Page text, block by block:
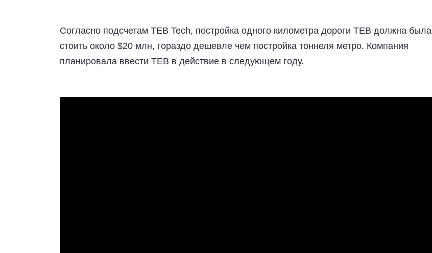
Согласно подсчетам TEB Tech, постройка одного километра дороги TEB должна была
стоить около $20 млн, гораздо дешевле чем постройка тоннеля метро. Компания
планировала ввести TEB в действие в следующем году.